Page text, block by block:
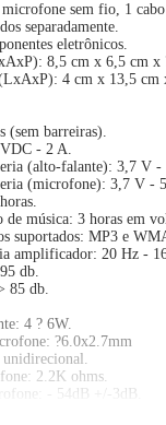
sem fio, 1
separadamente.
eletrônicos.
8,5 cm x 6,5 cm x
4 cm x 13,5 cm
(sem barreiras).
VDC - 2 A.
(alto-falante): 3,7 V
(microfone): 3,7 V -
de música: 3 horas em
suportados: MP3 e
amplificador: 20 Hz -
db.
85 db.
4 ? 6W.
?6.0x2.7mm
2.2K ohms.
- 54dB +/-3dB.